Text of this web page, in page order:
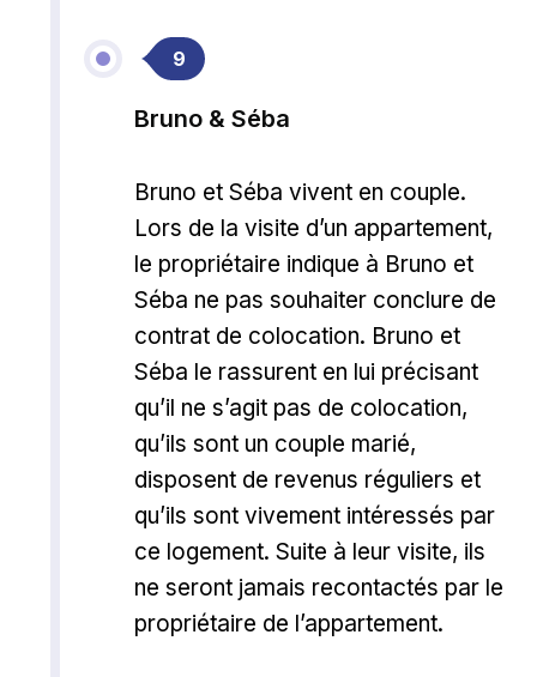
9
Bruno & Séba
Bruno et Séba vivent en couple.
Lors de la visite d’un appartement,
le propriétaire indique à Bruno et
Séba ne pas souhaiter conclure de
contrat de colocation. Bruno et
Séba le rassurent en lui précisant
qu’il ne s’agit pas de colocation,
qu’ils sont un couple marié,
disposent de revenus réguliers et
qu’ils sont vivement intéressés par
ce logement. Suite à leur visite, ils
ne seront jamais recontactés par le
propriétaire de l’appartement.